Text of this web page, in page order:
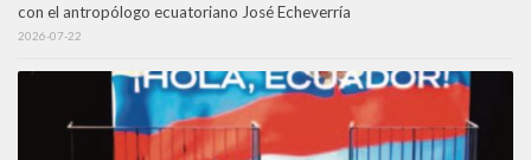
con el antropólogo ecuatoriano José Echeverría
2026-07-22